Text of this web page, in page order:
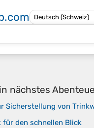
nächstes
Sicherstellung von
den schnellen Blick